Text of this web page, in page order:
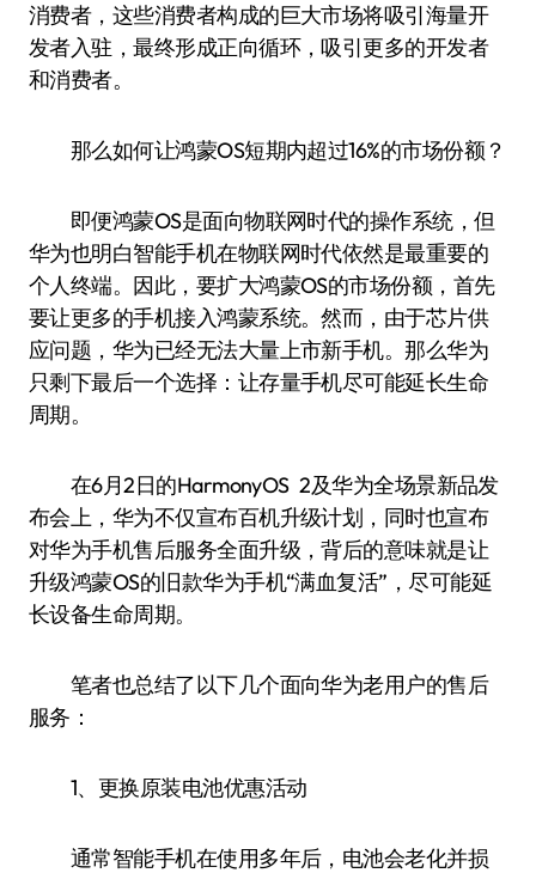
消费者，这些消费者构成的巨大市场将吸引海量开
发者入驻，最终形成正向循环，吸引更多的开发者
和消费者。
那么如何让鸿蒙OS短期内超过16%的市场份额？
即便鸿蒙OS是面向物联网时代的操作系统，但
华为也明白智能手机在物联网时代依然是最重要的
个人终端。因此，要扩大鸿蒙OS的市场份额，首先
要让更多的手机接入鸿蒙系统。然而，由于芯片供
应问题，华为已经无法大量上市新手机。那么华为
只剩下最后一个选择：让存量手机尽可能延长生命
周期。
在6月2日的HarmonyOS 2及华为全场景新品发
布会上，华为不仅宣布百机升级计划，同时也宣布
对华为手机售后服务全面升级，背后的意味就是让
升级鸿蒙OS的旧款华为手机“满血复活”，尽可能延
长设备生命周期。
笔者也总结了以下几个面向华为老用户的售后
服务：
1、更换原装电池优惠活动
通常智能手机在使用多年后，电池会老化并损